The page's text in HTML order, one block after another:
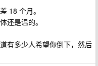
18 个月。
还是温的。
有多少人希望你倒下，然后